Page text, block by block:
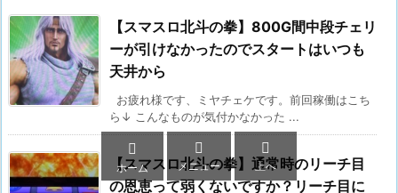
【スマスロ北斗の拳】800G間中段チェリ
ーが引けなかったのでスタートはいつも
天井から
お疲れ様です、ミヤチェケです。前回稼働はこち
ら↓ こんなものが気付かなかった ...
【スマスロ北斗の拳】通常時のリーチ目
の恩恵って弱くないですか？リーチ目に

ホーム

メニュー

上へ